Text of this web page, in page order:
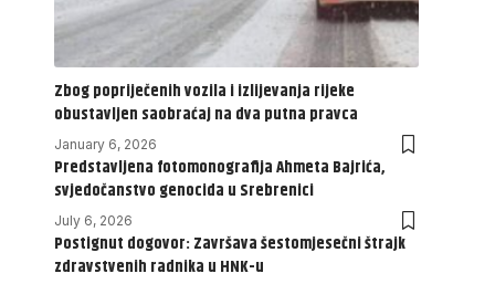
Zbog popriječenih vozila i izlijevanja rijeke
obustavljen saobraćaj na dva putna pravca
January 6, 2026
Predstavljena fotomonografija Ahmeta Bajrića,
svjedočanstvo genocida u Srebrenici
July 6, 2026
Postignut dogovor: Završava šestomjesečni štrajk
zdravstvenih radnika u HNK-u